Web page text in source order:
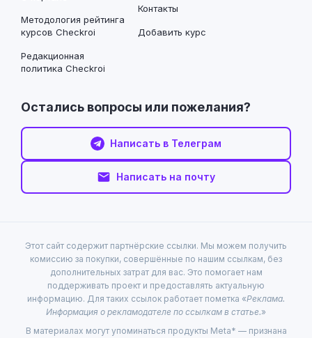
Методология рейтинга
курсов Checkroi
Редакционная
политика Checkroi
Контакты
Добавить курс
Остались вопросы или пожелания?
Написать в Телеграм
Написать на почту
Этот сайт содержит партнёрские ссылки. Мы можем получить
комиссию за покупки, совершённые по нашим ссылкам, без
дополнительных затрат для вас. Это помогает нам
поддерживать проект и предоставлять актуальную
информацию. Для таких ссылок работает пометка «Реклама.
Информация о рекламодателе по ссылкам в статье.»
В материалах могут упоминаться продукты Meta* — признана